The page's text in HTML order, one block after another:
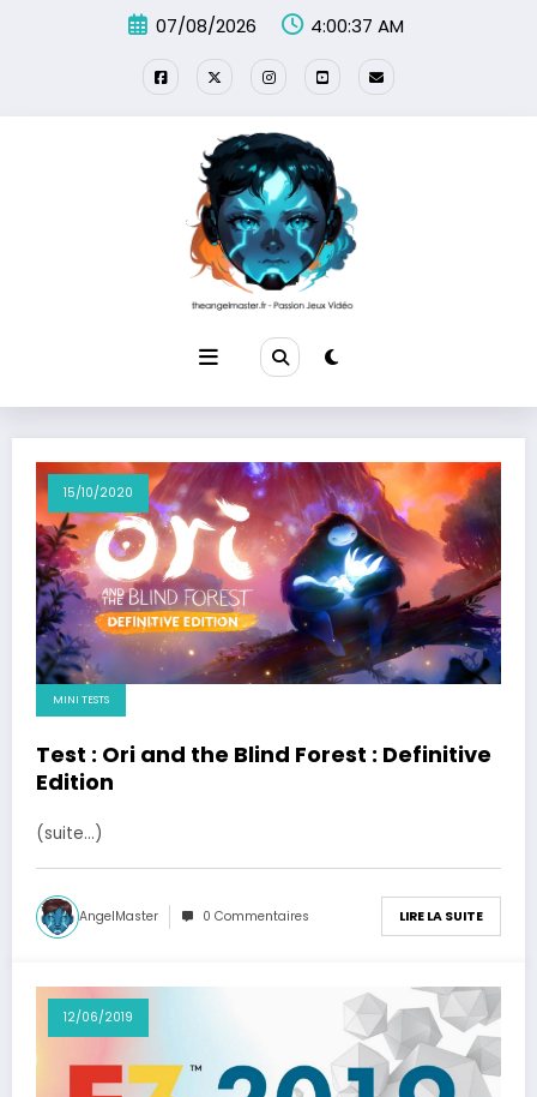
07/08/2026 4:00:38 AM
15/10/2020
MINI TESTS
Test : Ori and the Blind Forest : Definitive
Edition
(suite…)
AngelMaster 0 Commentaires LIRE LA SUITE
12/06/2019